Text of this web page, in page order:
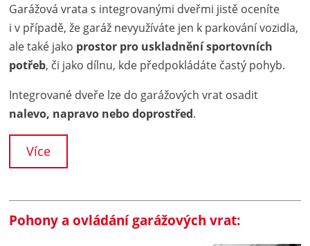
Garážová vrata s integrovanými dveřmi jistě oceníte
i v případě, že garáž nevyužíváte jen k parkování vozidla,
ale také jako prostor pro uskladnění sportovních
potřeb, či jako dílnu, kde předpokládáte častý pohyb.
Integrované dveře lze do garážových vrat osadit
nalevo, napravo nebo doprostřed.
Více
Pohony a ovládání garážových vrat: